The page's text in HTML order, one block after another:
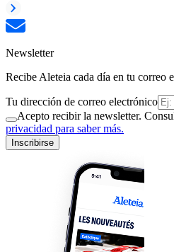
Newsletter
Recibe Aleteia cada día en tu correo
Tu dirección de correo electrónico
Acepto recibir la newsletter.
privacidad para saber más.
Inscribirse